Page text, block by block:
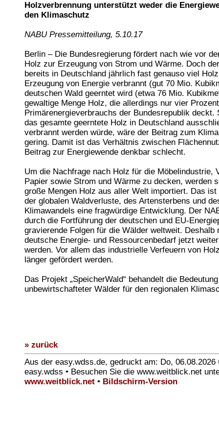
Holzverbrennung unterstützt weder die
den Klimaschutz
NABU Pressemitteilung, 5.10.17
Berlin – Die Bundesregierung fördert nach wie vor
Holz zur Erzeugung von Strom und Wärme. Doch
bereits in Deutschland jährlich fast genauso viel
Erzeugung von Energie verbrannt (gut 70 Mio.
deutschen Wald geerntet wird (etwa 76 Mio.
gewaltige Menge Holz, die allerdings nur vier
Primärenergieverbrauchs der Bundesrepublik deckt.
das gesamte geerntete Holz in Deutschland
verbrannt werden würde, wäre der Beitrag zum
gering. Damit ist das Verhältnis zwischen
Beitrag zur Energiewende denkbar schlecht.
Um die Nachfrage nach Holz für die Möbelindustrie,
Papier sowie Strom und Wärme zu decken, werden
große Mengen Holz aus aller Welt importiert. Das ist
der globalen Waldverluste, des Artensterbens und
Klimawandels eine fragwürdige Entwicklung. Der
durch die Fortführung der deutschen und EU-
gravierende Folgen für die Wälder weltweit. Deshalb
deutsche Energie- und Ressourcenbedarf jetzt
werden. Vor allem das industrielle Verfeuern von
länger gefördert werden.
Das Projekt „SpeicherWald“ behandelt die Bedeutung
unbewirtschafteter Wälder für den regionalen
» zurück
Aus der easy.wdss.de, gedruckt am: Do, 06.08.2026
easy.wdss • Besuchen Sie die www.weitblick.net
www.weitblick.net • Bildschirm-Version